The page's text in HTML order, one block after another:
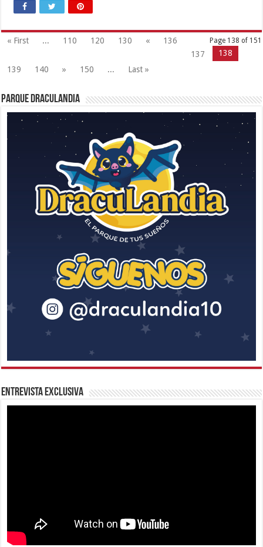
Page 138 of 151
« First ... 110 120 130 «
136
137
138
139
140 » 150 ... Last »
Parque Draculandia
Entrevista Exclusiva